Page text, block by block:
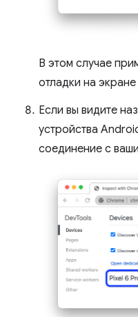
В этом случае
отладки на
Если вы видите
устройства
соединение с